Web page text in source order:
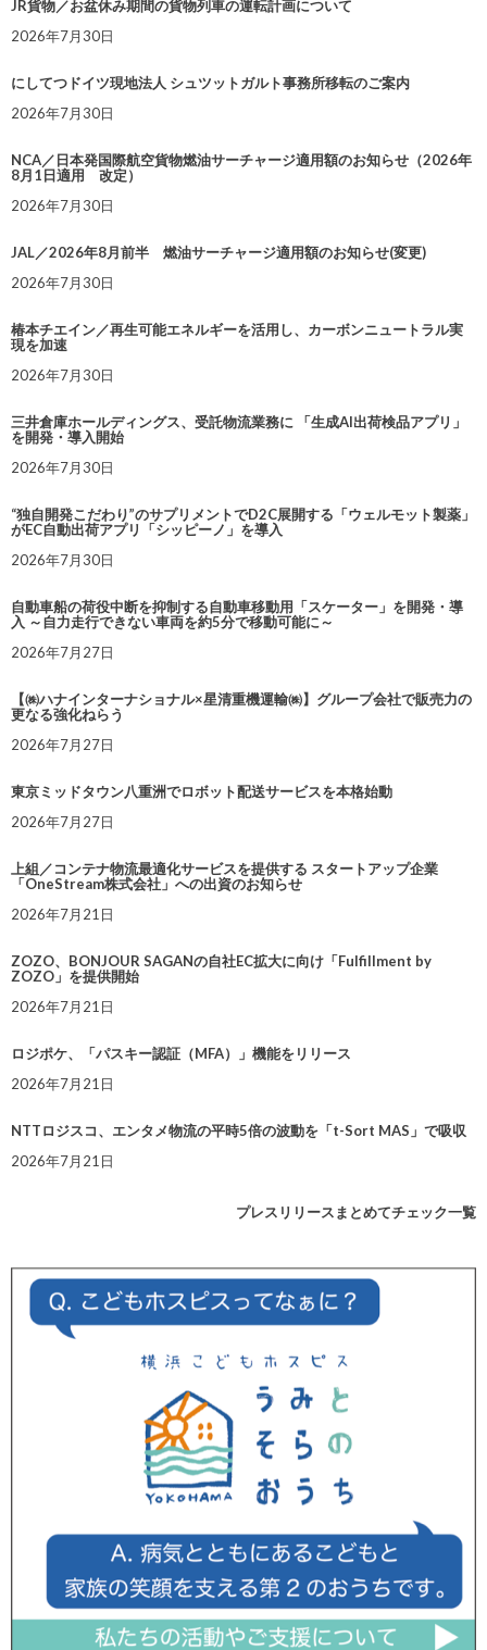
JR貨物／お盆休み期間の貨物列車の運転計画について
2026年7月30日
にしてつドイツ現地法人 シュツットガルト事務所移転のご案内
2026年7月30日
NCA／日本発国際航空貨物燃油サーチャージ適用額のお知らせ（2026年
8月1日適用 改定）
2026年7月30日
JAL／2026年8月前半 燃油サーチャージ適用額のお知らせ(変更)
2026年7月30日
椿本チエイン／再生可能エネルギーを活用し、カーボンニュートラル実
現を加速
2026年7月30日
三井倉庫ホールディングス、受託物流業務に 「生成AI出荷検品アプリ」
を開発・導入開始
2026年7月30日
“独自開発こだわり”のサプリメントでD2C展開する「ウェルモット製薬」
がEC自動出荷アプリ「シッピーノ」を導入
2026年7月30日
自動車船の荷役中断を抑制する自動車移動用「スケーター」を開発・導
入 ～自力走行できない車両を約5分で移動可能に～
2026年7月27日
【㈱ハナインターナショナル×星清重機運輸㈱】グループ会社で販売力の
更なる強化ねらう
2026年7月27日
東京ミッドタウン八重洲でロボット配送サービスを本格始動
2026年7月27日
上組／コンテナ物流最適化サービスを提供する スタートアップ企業
「OneStream株式会社」への出資のお知らせ
2026年7月21日
ZOZO、BONJOUR SAGANの自社EC拡大に向け「Fulfillment by
ZOZO」を提供開始
2026年7月21日
ロジポケ、「パスキー認証（MFA）」機能をリリース
2026年7月21日
NTTロジスコ、エンタメ物流の平時5倍の波動を「t-Sort MAS」で吸収
2026年7月21日
プレスリリースまとめてチェック一覧